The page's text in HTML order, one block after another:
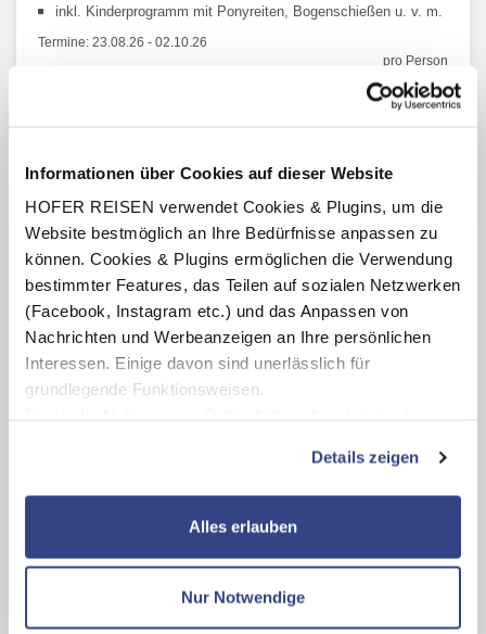
Informationen über Cookies auf dieser Website
HOFER REISEN verwendet Cookies & Plugins, um die
Website bestmöglich an Ihre Bedürfnisse anpassen zu
können. Cookies & Plugins ermöglichen die Verwendung
bestimmter Features, das Teilen auf sozialen Netzwerken
(Facebook, Instagram etc.) und das Anpassen von
Nachrichten und Werbeanzeigen an Ihre persönlichen
Interessen. Einige davon sind unerlässlich für
grundlegende Funktionsweisen.
zusätzliche Dienste bzw. Technologien von Drittanbietern
nutzen und uns sowie Dritten weitere Personalisierungen
ermöglichen, dabei kommt es auch zu Übermittlungen
Datenschutzseite
Mit Klick auf "Alles erlauben" stimmen Sie der
Details zeigen
Alles erlauben
Nur Notwendige
inkl. Kinderprogramm mit Ponyreiten, Bogenschießen u. v. m.
Termine: 23.08.26 - 02.10.26
pro Person
€ 139,-
Schladming Dachstein / Steiermark